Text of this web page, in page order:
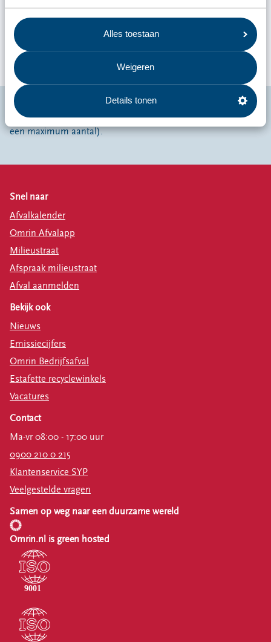
Alles toestaan
Weigeren
Details tonen
LCD-televisie
Plasma-televisie
Bekijkhierde actuele tarieven en voorwaarden (bijvoorbeeld
een maximum aantal).
Snel naar
Afvalkalender
Omrin Afvalapp
Milieustraat
Afspraak milieustraat
Afval aanmelden
Bekijk ook
Nieuws
Emissiecijfers
Omrin Bedrijfsafval
Estafette recyclewinkels
Vacatures
Contact
Ma-vr 08:00 - 17:00 uur
0900 210 0 215
Klantenservice SYP
Veelgestelde vragen
Samen op weg naar een duurzame wereld
Omrin.nl is green hosted